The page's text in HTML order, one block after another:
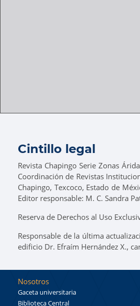
Cintillo legal
Revista Chapingo Serie Zonas
Coordinación de Revistas
Chapingo, Texcoco, Estado de
Editor responsable: M. C. Sandra
Reserva de Derechos al Uso
Responsable de la última
edificio Dr. Efraím Hernández X.,
Nosotros
Gaceta universitaria
Biblioteca Central